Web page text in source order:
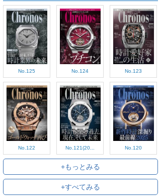
No.125 No.124 No.123
No.122 No.121(20... No.120
+もっとみる
+すべてみる